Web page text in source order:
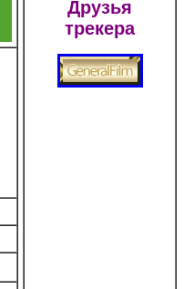
Друзья
трекера